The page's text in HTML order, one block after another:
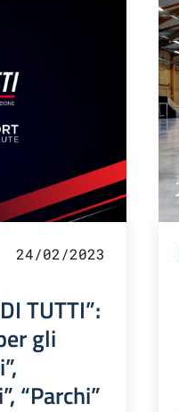
24/02/2023
TUTTI”:
gli
“Parchi”